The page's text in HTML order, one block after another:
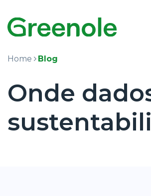
Home Blog
Onde